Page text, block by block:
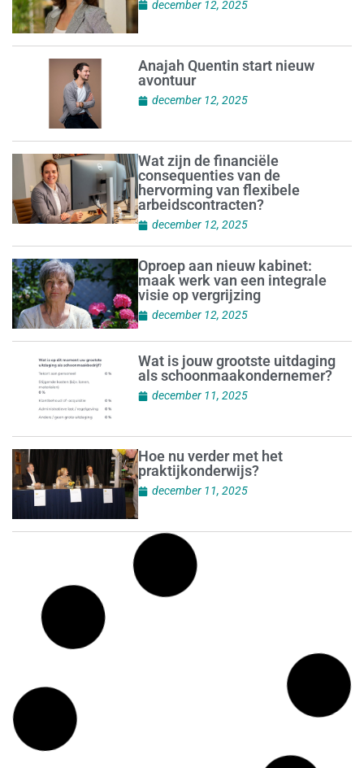
december 12, 2025
Anajah Quentin start nieuw
avontuur
december 12, 2025
Wat zijn de financiële
consequenties van de
hervorming van flexibele
arbeidscontracten?
december 12, 2025
Oproep aan nieuw kabinet:
maak werk van een integrale
visie op vergrijzing
december 12, 2025
Wat is jouw grootste uitdaging
als schoonmaakondernemer?
december 11, 2025
Hoe nu verder met het
praktijkonderwijs?
december 11, 2025